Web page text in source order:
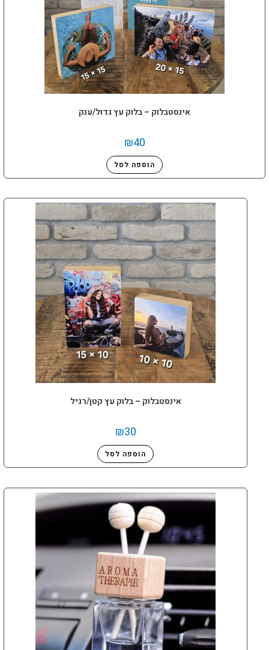
אינסטבלוק – בלוק עץ גדול/ענק
₪40
הוספה לסל
אינסטבלוק – בלוק עץ קטן/רגיל
₪30
הוספה לסל